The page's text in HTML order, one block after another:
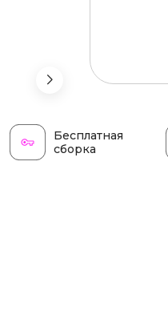
Бесплатная
сборка